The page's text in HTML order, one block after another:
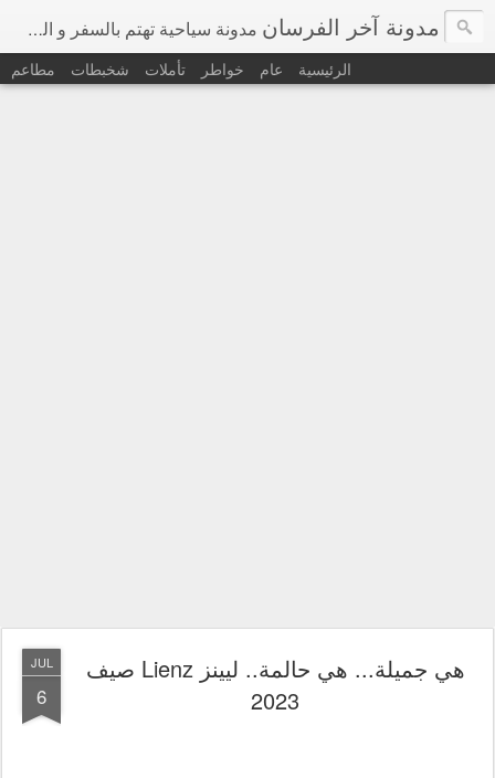
مدونة آخر الفرسان مدونة سياحية تهتم بالسفر و السياحة في اوروبا و حول العالم
الرئيسية عام خواطر تأملات شخبطات مطاعم
JUL
6
هي جميلة... هي حالمة.. ليينز Lienz صيف
2023